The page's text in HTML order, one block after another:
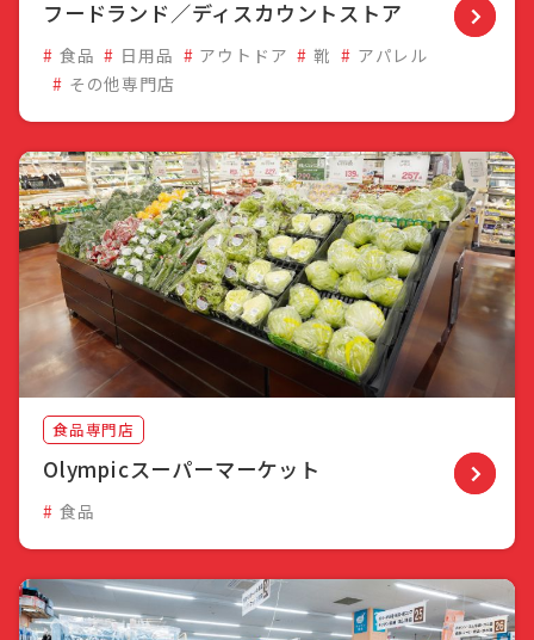
フードランド／ディスカウントストア
食品 日用品 アウトドア 靴
アパレル
その他専門店
食品専門店
Olympicスーパーマーケット
食品